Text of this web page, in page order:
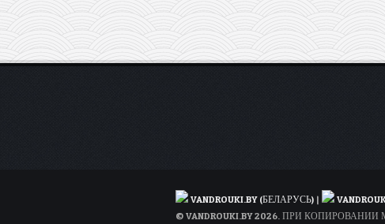
VANDROUKI.BY (БЕЛАРУСЬ) |
© VANDROUKI.BY 2026. ПРИ